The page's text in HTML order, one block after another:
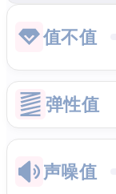
值不值
弹性值
声噪值